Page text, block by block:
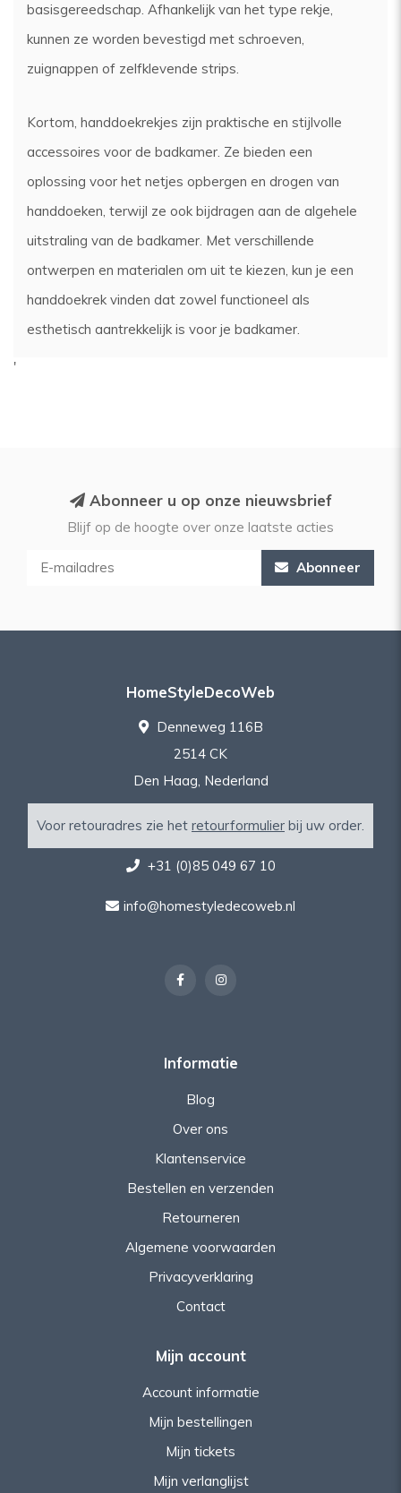
basisgereedschap. Afhankelijk van het type rekje,
kunnen ze worden bevestigd met schroeven,
zuignappen of zelfklevende strips.
Kortom, handdoekrekjes zijn praktische en stijlvolle
accessoires voor de badkamer. Ze bieden een
oplossing voor het netjes opbergen en drogen van
handdoeken, terwijl ze ook bijdragen aan de algehele
uitstraling van de badkamer. Met verschillende
ontwerpen en materialen om uit te kiezen, kun je een
handdoekrek vinden dat zowel functioneel als
esthetisch aantrekkelijk is voor je badkamer.
'
Abonneer u op onze nieuwsbrief
Blijf op de hoogte over onze laatste acties
Abonneer
HomeStyleDecoWeb
Denneweg 116B
2514 CK
Den Haag, Nederland
Voor retouradres zie het retourformulier bij uw order.
+31 (0)85 049 67 10
info@homestyledecoweb.nl
Informatie
Blog
Over ons
Klantenservice
Bestellen en verzenden
Retourneren
Algemene voorwaarden
Privacyverklaring
Contact
Mijn account
Account informatie
Mijn bestellingen
Mijn tickets
Mijn verlanglijst